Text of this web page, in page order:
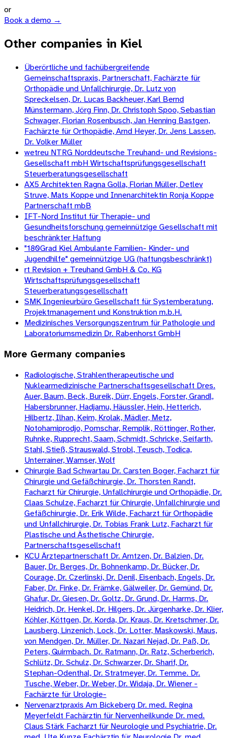
or
Book a demo →
Other companies in Kiel
Überörtliche und fachübergreifende
Gemeinschaftspraxis, Partnerschaft, Fachärzte für
Orthopädie und Unfallchirurgie, Dr. Lutz von
Spreckelsen, Dr. Lucas Backheuer, Karl Bernd
Münstermann, Jörg Finn, Dr. Christoph Spoo, Sebastian
Schwager, Florian Rosenbusch, Jan Henning Bastgen,
Fachärzte für Orthopädie, Arnd Heyer, Dr. Jens Lassen,
Dr. Volker Müller
wetreu NTRG Norddeutsche Treuhand- und Revisions-
Gesellschaft mbH Wirtschaftsprüfungsgesellschaft
Steuerberatungsgesellschaft
AX5 Architekten Ragna Golla, Florian Müller, Detlev
Struve, Mats Koppe und Innenarchitektin Ronja Koppe
Partnerschaft mbB
IFT-Nord Institut für Therapie- und
Gesundheitsforschung gemeinnützige Gesellschaft mit
beschränkter Haftung
"180Grad Kiel Ambulante Familien- Kinder- und
Jugendhilfe" gemeinnützige UG (haftungsbeschränkt)
rt Revision + Treuhand GmbH & Co. KG
Wirtschaftsprüfungsgesellschaft
Steuerberatungsgesellschaft
SMK Ingenieurbüro Gesellschaft für Systemberatung,
Projektmanagement und Konstruktion m.b.H.
Medizinisches Versorgungszentrum für Pathologie und
Laboratoriumsmedizin Dr. Rabenhorst GmbH
More Germany companies
Radiologische, Strahlentherapeutische und
Nuklearmedizinische Partnerschaftsgesellschaft Dres.
Auer, Baum, Beck, Bureik, Dürr, Engels, Forster, Grandl,
Habersbrunner, Hadjamu, Häussler, Hein, Hetterich,
Hilbertz, Ilhan, Keim, Krolak, Mädler, Metz,
Notohamiprodjo, Pomschar, Remplik, Röttinger, Rother,
Ruhnke, Rupprecht, Saam, Schmidt, Schricke, Seifarth,
Stahl, Stieß, Strauswald, Strobl, Teusch, Todica,
Unterrainer, Wamser, Wolf
Chirurgie Bad Schwartau Dr. Carsten Boger, Facharzt für
Chirurgie und Gefäßchirurgie, Dr. Thorsten Randt,
Facharzt für Chirurgie, Unfallchirurgie und Orthopädie, Dr.
Claas Schulze, Facharzt für Chirurgie, Unfallchirurgie und
Gefäßchirurgie, Dr. Erik Wilde, Facharzt für Orthopädie
und Unfallchirurgie, Dr. Tobias Frank Lutz, Facharzt für
Plastische und Ästhetische Chirurgie,
Partnerschaftsgesellschaft
KCU Ärztepartnerschaft Dr. Arntzen, Dr. Balzien, Dr.
Bauer, Dr. Berges, Dr. Bohnenkamp, Dr. Bücker, Dr.
Courage, Dr. Czerlinski, Dr. Denil, Eisenbach, Engels, Dr.
Faber, Dr. Finke, Dr. Främke, Gälweiler, Dr. Gemünd, Dr.
Ghafur, Dr. Giesen, Dr. Goltz, Dr. Grund, Dr. Harms, Dr.
Heidrich, Dr. Henkel, Dr. Hilgers, Dr. Jürgenharke, Dr. Klier,
Köhler, Köttgen, Dr. Korda, Dr. Kraus, Dr. Kretschmer, Dr.
Lausberg, Linzenich, Lock, Dr. Lotter, Maskowski, Maus,
von Mendgen, Dr. Müller, Dr. Nazari Nejad, Dr. Paß, Dr.
Peters, Quirmbach. Dr. Ratmann, Dr. Ratz, Scherberich,
Schlütz, Dr. Schulz, Dr. Schwarzer, Dr. Sharif, Dr.
Stephan-Odenthal, Dr. Stratmeyer, Dr. Temme. Dr.
Tusche, Weber, Dr. Weber, Dr. Widaja, Dr. Wiener -
Fachärzte für Urologie-
Nervenarztpraxis Am Bickeberg Dr. med. Regina
Meyerfeldt Fachärztin für Nervenheilkunde Dr. med.
Claus Stärk Facharzt für Neurologie und Psychiatrie, Dr.